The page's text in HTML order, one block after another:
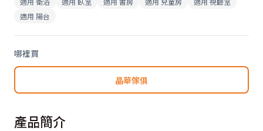
適用 陽台
哪裡買
晶華傢俱
產品簡介